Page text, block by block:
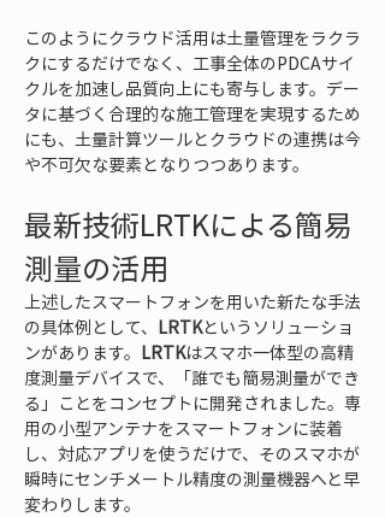
このようにクラウド活用は土量管理をラクラ
クにするだけでなく、工事全体のPDCAサイ
クルを加速し品質向上にも寄与します。デー
タに基づく合理的な施工管理を実現するため
にも、土量計算ツールとクラウドの連携は今
や不可欠な要素となりつつあります。
最新技術LRTKによる簡易
測量の活用
上述したスマートフォンを用いた新たな手法
の具体例として、 LRTKというソリューショ
ンがあります。 LRTKはスマホ一体型の高精
度測量デバイスで、「誰でも簡易測量ができ
る」ことをコンセプトに開発されました。専
用の小型アンテナをスマートフォンに装着
し、対応アプリを使うだけで、そのスマホが
瞬時にセンチメートル精度の測量機器へと早
変わりします。